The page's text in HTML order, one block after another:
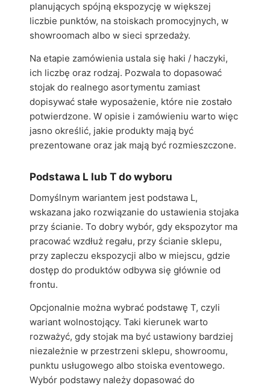
planujących spójną ekspozycję w większej
liczbie punktów, na stoiskach promocyjnych, w
showroomach albo w sieci sprzedaży.
Na etapie zamówienia ustala się haki / haczyki,
ich liczbę oraz rodzaj. Pozwala to dopasować
stojak do realnego asortymentu zamiast
dopisywać stałe wyposażenie, które nie zostało
potwierdzone. W opisie i zamówieniu warto więc
jasno określić, jakie produkty mają być
prezentowane oraz jak mają być rozmieszczone.
Podstawa L lub T do wyboru
Domyślnym wariantem jest podstawa L,
wskazana jako rozwiązanie do ustawienia stojaka
przy ścianie. To dobry wybór, gdy ekspozytor ma
pracować wzdłuż regału, przy ścianie sklepu,
przy zapleczu ekspozycji albo w miejscu, gdzie
dostęp do produktów odbywa się głównie od
frontu.
Opcjonalnie można wybrać podstawę T, czyli
wariant wolnostojący. Taki kierunek warto
rozważyć, gdy stojak ma być ustawiony bardziej
niezależnie w przestrzeni sklepu, showroomu,
punktu usługowego albo stoiska eventowego.
Wybór podstawy należy dopasować do